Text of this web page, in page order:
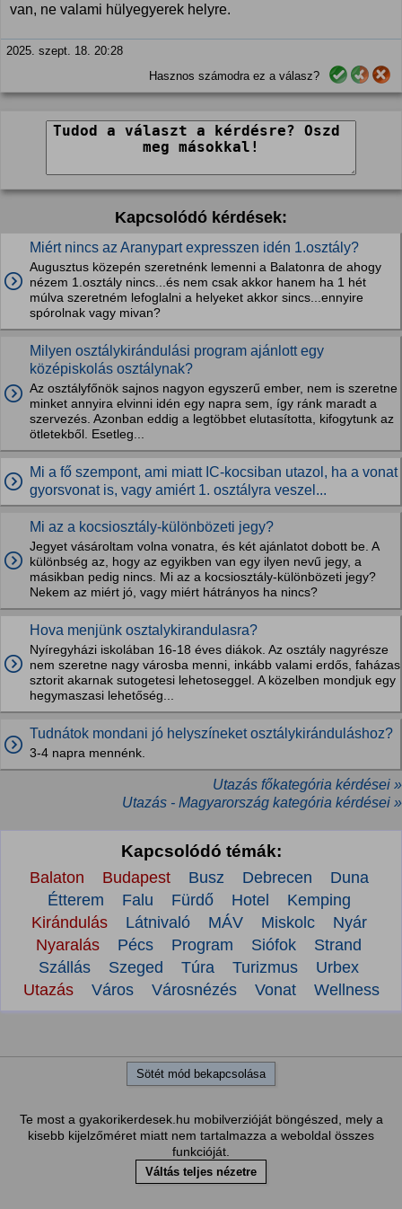
van, ne valami hülyegyerek helyre.
2025. szept. 18. 20:28
Hasznos számodra ez a válasz?
Kapcsolódó kérdések:
Miért nincs az Aranypart expresszen idén 1.osztály?
Augusztus közepén szeretnénk lemenni a Balatonra de ahogy
nézem 1.osztály nincs...és nem csak akkor hanem ha 1 hét
múlva szeretném lefoglalni a helyeket akkor sincs...ennyire
spórolnak vagy mivan?
Milyen osztálykirándulási program ajánlott egy
középiskolás osztálynak?
Az osztályfőnök sajnos nagyon egyszerű ember, nem is szeretne
minket annyira elvinni idén egy napra sem, így ránk maradt a
szervezés. Azonban eddig a legtöbbet elutasította, kifogytunk az
ötletekből. Esetleg...
Mi a fő szempont, ami miatt IC-kocsiban utazol, ha a vonat
gyorsvonat is, vagy amiért 1. osztályra veszel...
Mi az a kocsiosztály-különbözeti jegy?
Jegyet vásároltam volna vonatra, és két ajánlatot dobott be. A
különbség az, hogy az egyikben van egy ilyen nevű jegy, a
másikban pedig nincs. Mi az a kocsiosztály-különbözeti jegy?
Nekem az miért jó, vagy miért hátrányos ha nincs?
Hova menjünk osztalykirandulasra?
Nyíregyházi iskolában 16-18 éves diákok. Az osztály nagyrésze
nem szeretne nagy városba menni, inkább valami erdős, faházas
sztorit akarnak sutogetesi lehetoseggel. A közelben mondjuk egy
hegymaszasi lehetőség...
Tudnátok mondani jó helyszíneket osztálykiránduláshoz?
3-4 napra mennénk.
Utazás főkategória kérdései »
Utazás - Magyarország kategória kérdései »
Kapcsolódó témák:
Balaton Budapest Busz Debrecen
Duna
Étterem
Falu Fürdő Hotel
Kemping
Kirándulás
Látnivaló MÁV Miskolc
Nyár
Nyaralás
Pécs Program Siófok
Strand
Szállás
Szeged Túra Turizmus
Urbex
Utazás
Város Városnézés Vonat Wellness
Sötét mód bekapcsolása
Te most a gyakorikerdesek.hu mobilverzióját böngészed, mely a
kisebb kijelzőméret miatt nem tartalmazza a weboldal összes
funkcióját.
Váltás teljes nézetre